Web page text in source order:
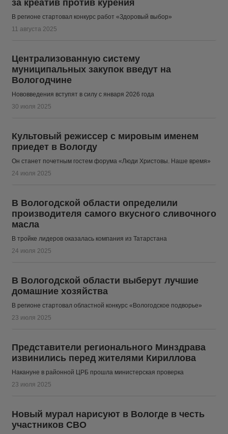
за креатив против курения
В регионе стартовал конкурс работ «Здоровый выбор»
11 августа 2025
Централизованную систему
муниципальных закупок введут на
Вологодчине
Нововведения вступят в силу с января 2026 года
30 июля 2025
Культовый режиссер с мировым именем
приедет в Вологду
Он станет почетным гостем форума «Люди Христовы. Наше время»
24 июля 2025
​В Вологодской области определили
производителя самого вкусного сливочного
масла
В тройке лидеров оказалась компания из Татарстана
24 июля 2025
В Вологодской области выберут лучшие
домашние хозяйства
В регионе стартовал областной конкурс «Вологодское подворье»
23 июля 2025
Представители регионального Минздрава
извинились перед жителями Кириллова
Накануне в районной ЦРБ прошла министерская проверка
23 июля 2025
Новый мурал нарисуют в Вологде в честь
участников СВО